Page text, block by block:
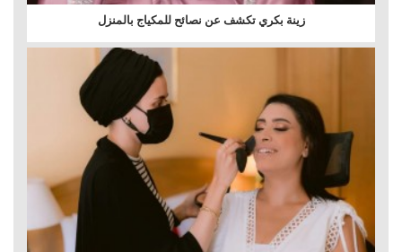
زينة بكري تكشف عن نصائح للمكياج بالمنزل